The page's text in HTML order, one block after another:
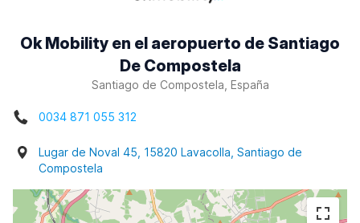
Ok Mobility en el aeropuerto de Santiago
De Compostela
Santiago de Compostela, España
0034 871 055 312
Lugar de Noval 45, 15820 Lavacolla, Santiago de
Compostela